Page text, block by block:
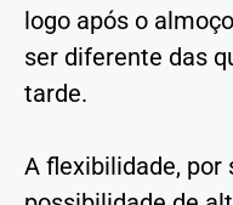
logo após o
ser diferente das
tarde.
A flexibilidade, por